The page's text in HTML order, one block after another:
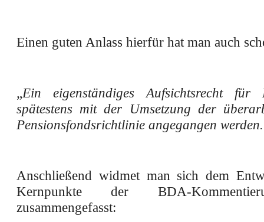
Einen guten Anlass hierfür hat man auch
„Ein eigenständiges Aufsichtsrecht für
spätestens mit der Umsetzung der
Pensionsfondsrichtlinie angegangen
Anschließend widmet man sich dem
Kernpunkte der BDA-
zusammengefasst: